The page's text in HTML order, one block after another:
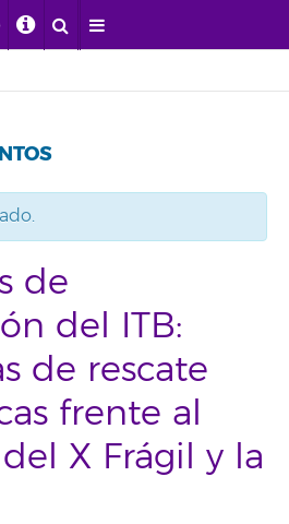
de
del ITB:
de rescate
frente al
X Frágil y la